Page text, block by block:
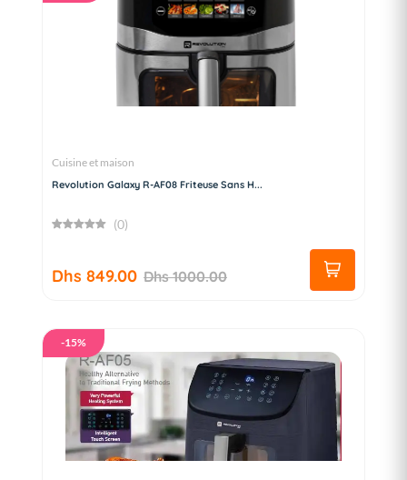
Cuisine et maison
Revolution Galaxy R-AF08 Friteuse Sans H...
(0)
Dhs 849.00 Dhs 1000.00
-15%